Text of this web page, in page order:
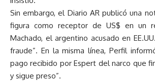
Sin embargo, el Diario AR publicó una
figura como receptor de US$ en un
Machado, el argentino acusado en
fraude”. En la misma línea, Perfil
pago recibido por Espert del narco que
y sigue preso”.